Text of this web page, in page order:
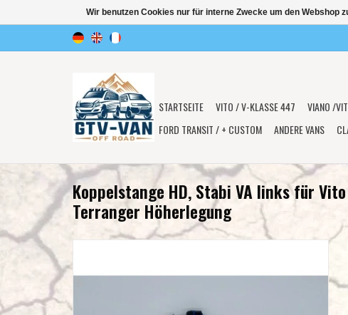
STARTSEITE VITO / V-KLASSE 447 VIANO /
FORD TRANSIT / + CUSTOM
ANDERE VANS
Koppelstange HD, Stabi VA links für
Terranger Höherlegung
Wir benutzen Cookies nur für interne Zwecke um den Webshop